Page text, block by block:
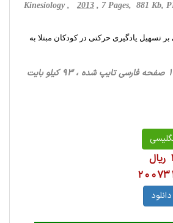
Kinesiology , 2013 , 7 Pages, 881 Kb,
بر تسهیل یادگیری حرکتی در کودکان مبتلا به
، روانشناسی ‌بالینی، 10 صفحه فارسی تایپ شده ، 93 کیلو بایت